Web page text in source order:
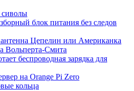
блок питания без следов
Цепелин или Американка
Вольперта-Смита
беспроводная зарядка для
на Orange Pi Zero
кольца